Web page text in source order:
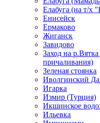
Елабуга (на т/х
Енисейск
Ермаково
Жиганск
Завидово
Заход на
причаливания)
Зеленая стоянка
Иволгинский
Игарка
Измир (Турция)
Икшинское
Ильевка